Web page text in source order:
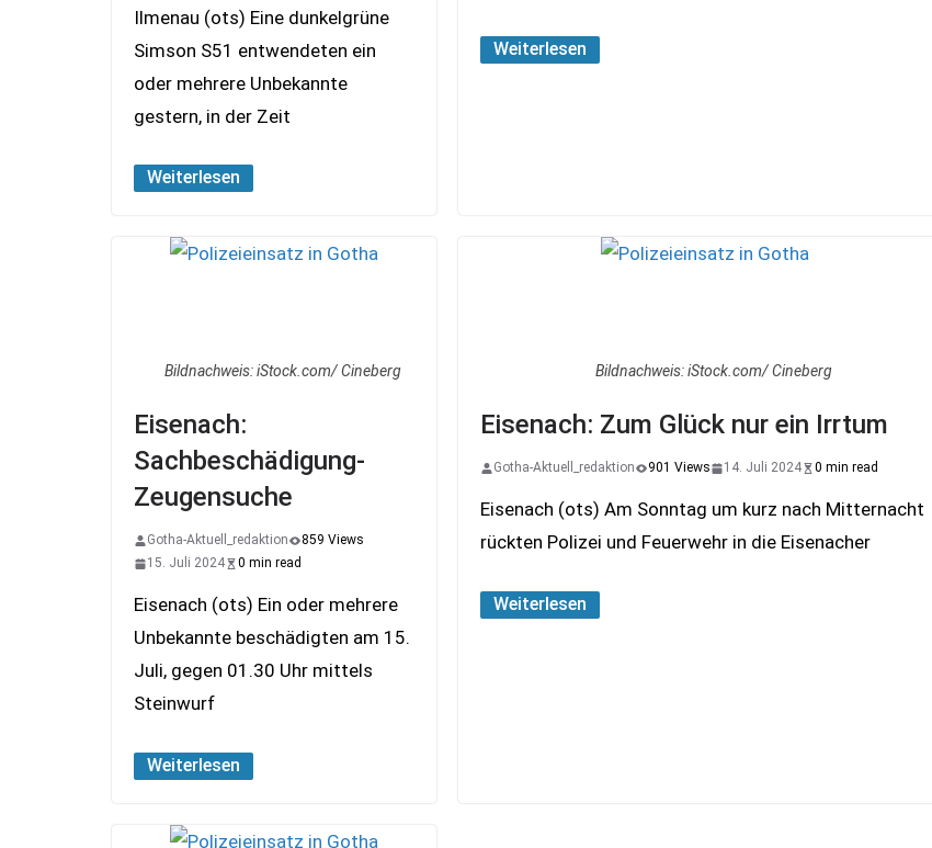
Ilmenau (ots) Eine dunkelgrüne
Simson S51 entwendeten ein
oder mehrere Unbekannte
gestern, in der Zeit
Weiterlesen
Weiterlesen
Bildnachweis: iStock.com/ Cineberg
Eisenach:
Sachbeschädigung-
Zeugensuche
Gotha-Aktuell_redaktion
859 Views
15. Juli 2024
0 min read
Eisenach (ots) Ein oder mehrere
Unbekannte beschädigten am 15.
Juli, gegen 01.30 Uhr mittels
Steinwurf
Weiterlesen
Bildnachweis: iStock.com/ Cineberg
Eisenach: Zum Glück nur ein Irrtum
Gotha-Aktuell_redaktion 901 Views 14. Juli 2024 0 min read
Eisenach (ots) Am Sonntag um kurz nach Mitternacht
rückten Polizei und Feuerwehr in die Eisenacher
Weiterlesen